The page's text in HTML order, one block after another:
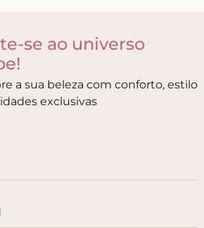
se ao universo
a sua beleza com conforto, estilo
exclusivas